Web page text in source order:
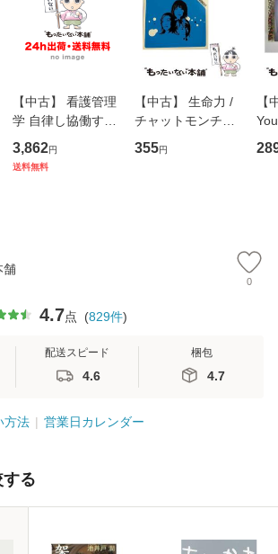
【中古】 看護管理
学 自律し協働する
専門職の看護マネ
ジメントスキル 改
3,862円
送料無料
【中古】 生命力 /
チャットモンチー /
キューンレコード
[CD]【メール便送
355円
【
のが
舗
0
4.7点 (829件)
配送スピード
4.6
梱包
4.7
方法 営業日カレンダー
る